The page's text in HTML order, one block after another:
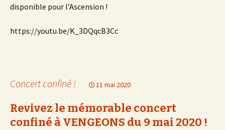
disponible pour l’Ascension !
https://youtu.be/K_3DQqcB3Cc
Concert confiné ! 11 mai 2020
Revivez le mémorable concert
confiné à VENGEONS du 9 mai 2020 !